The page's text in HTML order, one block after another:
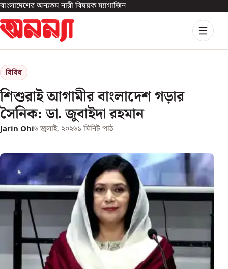
বাংলাদেশের অন্যতম নারী বিষয়ক ম্যাগাজিন
বিবিধ
শিশুরাই আগামীর বাংলাদেশ গড়ার
সৈনিক: ডা. জুবাইদা রহমান
Jarin Ohi৬ জুলাই, ২০২৬১ মিনিট পাঠ